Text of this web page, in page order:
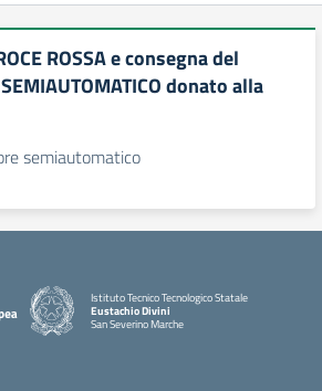
ROSSA e consegna del
donato alla
semiautomatico
Istituto Tecnico Tecnologico Statale
Eustachio Divini
San Severino Marche